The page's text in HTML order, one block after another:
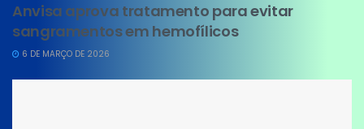
Anvisa aprova tratamento para evitar
sangramentos em hemofílicos
6 DE MARÇO DE 2026